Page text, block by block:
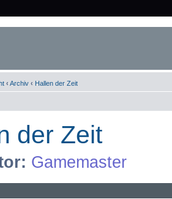
‹ Archiv ‹ Hallen der Zeit
der Zeit
Gamemaster